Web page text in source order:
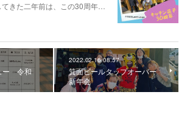
きた二年前は、この30周年…
ー 令和
2022.02.16 08:57
箕面ビールタップオーバー
新年会